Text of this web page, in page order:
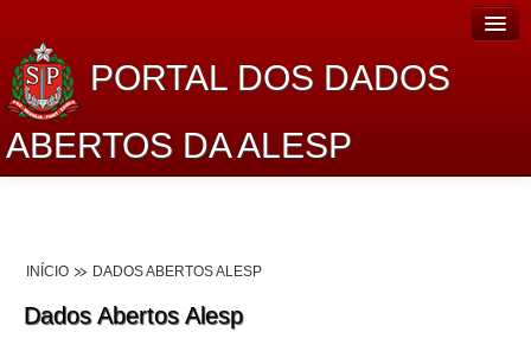
PORTAL DOS DADOS
ABERTOS DA ALESP
Lei de Acesso à Informação
INÍCIO DADOS ABERTOS ALESP
Dados Abertos Alesp